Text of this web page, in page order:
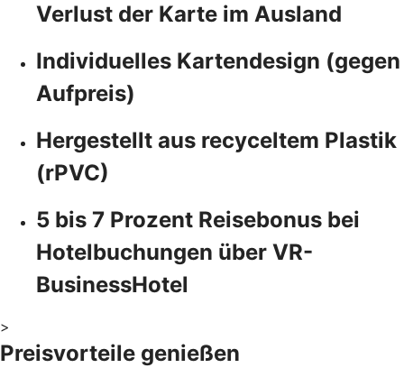
Verlust der Karte im Ausland
Individuelles Kartendesign (gegen
Aufpreis)
Hergestellt aus recyceltem Plastik
(rPVC)
5 bis 7 Prozent Reisebonus bei
Hotelbuchungen über VR-
BusinessHotel
>
Preisvorteile genießen